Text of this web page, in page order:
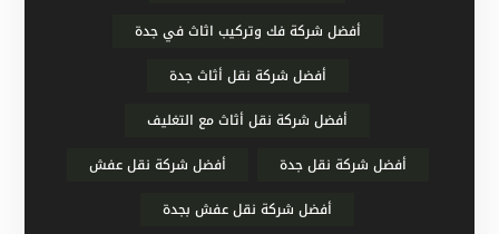
أفضل شركة فك وتركيب اثاث في جدة
أفضل شركة نقل أثاث جدة
أفضل شركة نقل أثاث مع التغليف
أفضل شركة نقل جدة
أفضل شركة نقل عفش
أفضل شركة نقل عفش بجدة